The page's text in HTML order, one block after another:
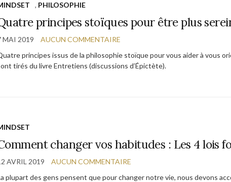
, PHILOSOPHIE
principes stoïques pour être plus
MAI 2019
AUCUN COMMENTAIRE
principes issus de la philosophie stoïque pour vous aider à vous
tirés du livre Entretiens (discussions d’Épictète).
changer vos habitudes : Les 4 lois
AVRIL 2019
AUCUN COMMENTAIRE
plupart des gens pensent que pour changer notre vie, nous devons